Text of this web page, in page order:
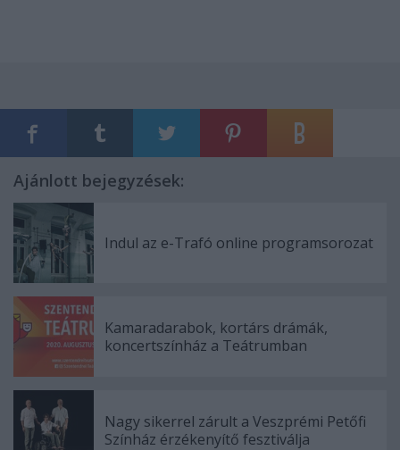
Ajánlott bejegyzések:
Indul az e-Trafó online programsorozat
Kamaradarabok, kortárs drámák,
koncertszínház a Teátrumban
Nagy sikerrel zárult a Veszprémi Petőfi
Színház érzékenyítő fesztiválja